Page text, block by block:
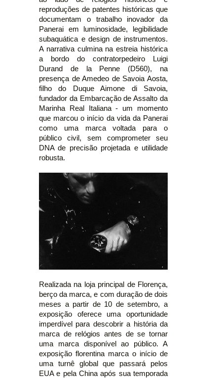
reproduções de patentes históricas que
documentam o trabalho inovador da
Panerai em luminosidade, legibilidade
subaquática e design de instrumentos.
A narrativa culmina na estreia histórica
a bordo do contratorpedeiro Luigi
Durand de la Penne (D560), na
presença de Amedeo de Savoia Aosta,
filho do Duque Aimone di Savoia,
fundador da Embarcação de Assalto da
Marinha Real Italiana - um momento
que marcou o início da vida da Panerai
como uma marca voltada para o
público civil, sem comprometer seu
DNA de precisão projetada e utilidade
robusta.
Realizada na loja principal de Florença,
berço da marca, e com duração de dois
meses a partir de 10 de setembro, a
exposição oferece uma oportunidade
imperdível para descobrir a história da
marca de relógios antes de se tornar
uma marca disponível ao público. A
exposição florentina marca o início de
uma turnê global que passará pelos
EUA e pela China após sua temporada